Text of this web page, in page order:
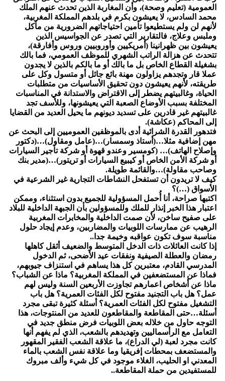
العمومية (تعليم وصحة)، وأن المغاربة الذين تحدث عنهم الملك
محمد السادس، لا يعيشون بكرم في بلدهم المملكة المغربية،
لأنهم لن ولم يستطيعوا تأمين احتياجاتهم الضرورية من مأكل
وملبس وعلاج، فالتقارير التي تصدر عن الجواسيس الذين
يعيشون بين ظهرانينا (أمريكيين وأوروبيين وروس وأفارقة)،
تتحدث عن هزالة الراتب الشهري للموظف العمومي، فما بالك
بشغيلة القطاع الخاص بل ما بالك أو ما بالكم بالذين لا يجدون
عملا قار وتجدهم يزاولون مهنة بائع جائل أو متسول وكل على
طريقته، لأنهم يعيشون دون تحقيق الأساسيات من متطلبات
الحياة، وغالبيتهم يضطر إلى الاقتراض والاستدانة في المناسبات
المختلفة بسبب الأوضاع الصعبة التي يعيشونها، وللأسف تجد
غالبيتهم غير قادرين على تسديد ديونهم ما يحيل العديد من القضايا
إلى المحاكم (عكاشة).
فتدهور القدرة الشرائية أدى بالموظفين العموميين إلى البحث عن
مهن إضافية مثلا…(أستاذ وسمسار)…(عامل ومقاول)…(دكتور
وإصلاح الهاتف)… (كومسير وعندو قهوة أو شركة تأجير السيارات
أو شركة الأمن الخاص أو كيبيع السيارات أو تريتور)…(مدير بنك
وصاحب مقاولة)…والقائمة طويلة.
كيف لا تريدون أن تستفحل النشاطات التجارية غير الشرعية في
الأسواق (…)؟
اكتبها صراحة، أنا أُحمل المسؤولية للجميع بدون استثناء، وممكن
اعتبار هذا الخبر إنذار للملك وللمسؤولين بأن الجبهة الداخلية للبلاد
على صفيح ساخن، لأن صمت الداخلية والمخابرات المغربية
الرهيب عن ممارسات اللوبيات والمضاربين، وعدم إيجاد حلول
مناسبة سوف تكون عواقبه وخيمة جدا..
إذا كانت العائلات ذات الدخل المتوسط والضعيف أثقل كاهلها
رمضان والعطلة الصيفية ونفقات عيد الأضحى، ثم الدخول
المدرسي القادم، معتبرين كل هذا يساهم في استنزاف جيوبهم،
فماذا عن المستضعفين في المملكة المغربية؟ ماذا عن الشباب؟
ماذا عن أشخاص اعمارهم تجاوزت الأربعين السنة وليس لهم
عمل؟ هل باب التجنيد مفتوح لكل الفئات العمرية؟ هل باب
التشغيل مفتوح لكل الفئات العمرية؟ أسئلة كثيرة تبقى مجرد
أسئلة…حتى المقاطعة والمقاطعون للعديد من المنتوجات، هذا
التوجه حاول من خلاله بعض اللوبيات فرض منطق جديد في
التعامل مع الرأسماليين وتهديدهم بالشعب، الذي لم يفهم أنها
كانت مجرد لعبة (لي الدراع)، ما علاقة الشعب الفقير المقهور
والمستضعف بمحطات إفريقيا وما علاقة نفس الشعب بالماء
المعدني او الحليب، الغلاء موجود في كل شيء وألف مبروك
للمستفيدين من حملة المقاطعة..